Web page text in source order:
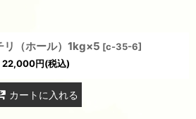
リ（ホール）1kg×5 [c-35-6]
22,000円(税込)
カートに入れる